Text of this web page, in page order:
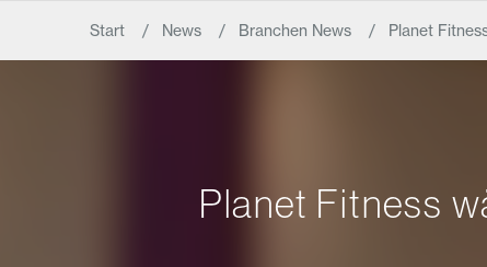
Start News Branchen News Planet
Planet Fitness